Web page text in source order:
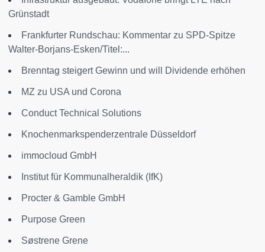
Grünstadt
Frankfurter Rundschau: Kommentar zu SPD-Spitze
Walter-Borjans-Esken/Titel:...
Brenntag steigert Gewinn und will Dividende erhöhen
MZ zu USA und Corona
Conduct Technical Solutions
Knochenmarkspenderzentrale Düsseldorf
immocloud GmbH
Institut für Kommunalheraldik (IfK)
Procter & Gamble GmbH
Purpose Green
Søstrene Grene